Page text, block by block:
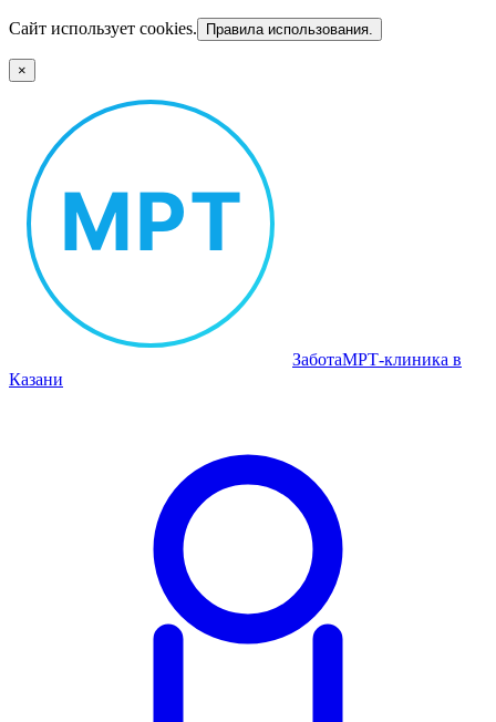
Сайт использует cookies. Правила использования.
×
ЗаботаМРТ‑клиника в
Казани